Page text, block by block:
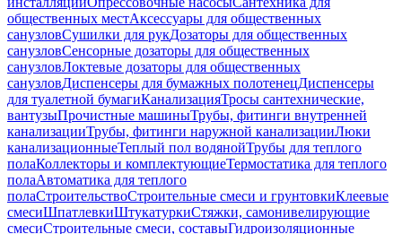
общественных местАксессуары для общественных
санузловСушилки для рукДозаторы для общественных
санузловСенсорные дозаторы для общественных
санузловЛоктевые дозаторы для общественных
санузловДиспенсеры для бумажных полотенецДиспенсеры
для туалетной бумагиКанализацияТросы сантехнические,
вантузыПрочистные машиныТрубы, фитинги внутренней
канализацииТрубы, фитинги наружной канализацииЛюки
канализационныеТеплый пол водянойТрубы для теплого
полаКоллекторы и комплектующиеТермостатика для теплого
полаАвтоматика для теплого
полаСтроительствоСтроительные смеси и грунтовкиКлеевые
смесиШпатлевкиШтукатуркиСтяжки, самонивелирующие
смесиСтроительные смеси, составыГидроизоляционные